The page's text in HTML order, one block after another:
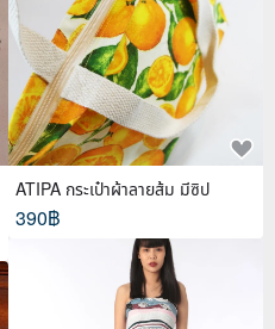
ATIPA กระเป๋าผ้าลายส้ม มีซิป
390฿